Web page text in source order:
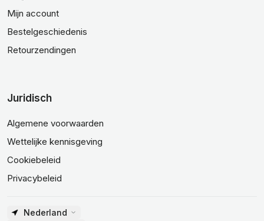
Mijn account
Bestelgeschiedenis
Retourzendingen
Juridisch
Algemene voorwaarden
Wettelijke kennisgeving
Cookiebeleid
Privacybeleid
Nederland